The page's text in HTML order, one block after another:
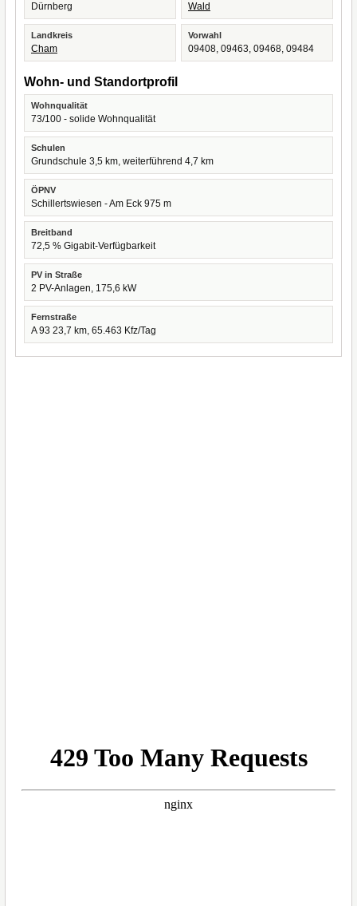
Dürnberg Wald
Landkreis
Cham
Vorwahl
09408, 09463, 09468, 09484
Wohn- und Standortprofil
Wohnqualität
73/100 - solide Wohnqualität
Schulen
Grundschule 3,5 km, weiterführend 4,7 km
ÖPNV
Schillertswiesen - Am Eck 975 m
Breitband
72,5 % Gigabit-Verfügbarkeit
PV in Straße
2 PV-Anlagen, 175,6 kW
Fernstraße
A 93 23,7 km, 65.463 Kfz/Tag